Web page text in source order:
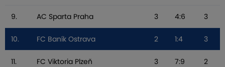
9. AC Sparta Praha 3 4:6 3
10. FC Baník Ostrava 2 1:4 3
11. FC Viktoria Plzeň 3 7:9 2